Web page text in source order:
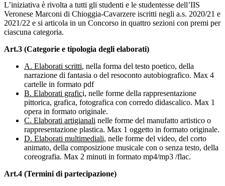
L’iniziativa è rivolta a tutti gli studenti e le studentesse dell’IIS
Veronese Marconi di Chioggia-Cavarzere iscritti negli a.s. 2020/21 e
2021/22 e si articola in un Concorso in quattro sezioni con premi per
ciascuna categoria.
Art.3 (Categorie e tipologia degli elaborati)
A. Elaborati scritti, nella forma del testo poetico, della
narrazione di fantasia o del resoconto autobiografico. Max 4
cartelle in formato pdf
B. Elaborati grafici, nelle forme della rappresentazione
pittorica, grafica, fotografica con corredo didascalico. Max 1
opera in formato originale.
C. Elaborati artigianali nelle forme del manufatto artistico o
rappresentazione plastica. Max 1 oggetto in formato originale.
D. Elaborati multimediali, nelle forme del video, del corto
animato, della composizione musicale con o senza testo, della
coreografia. Max 2 minuti in formato mp4/mp3 /flac.
Art.4 (Termini di partecipazione)